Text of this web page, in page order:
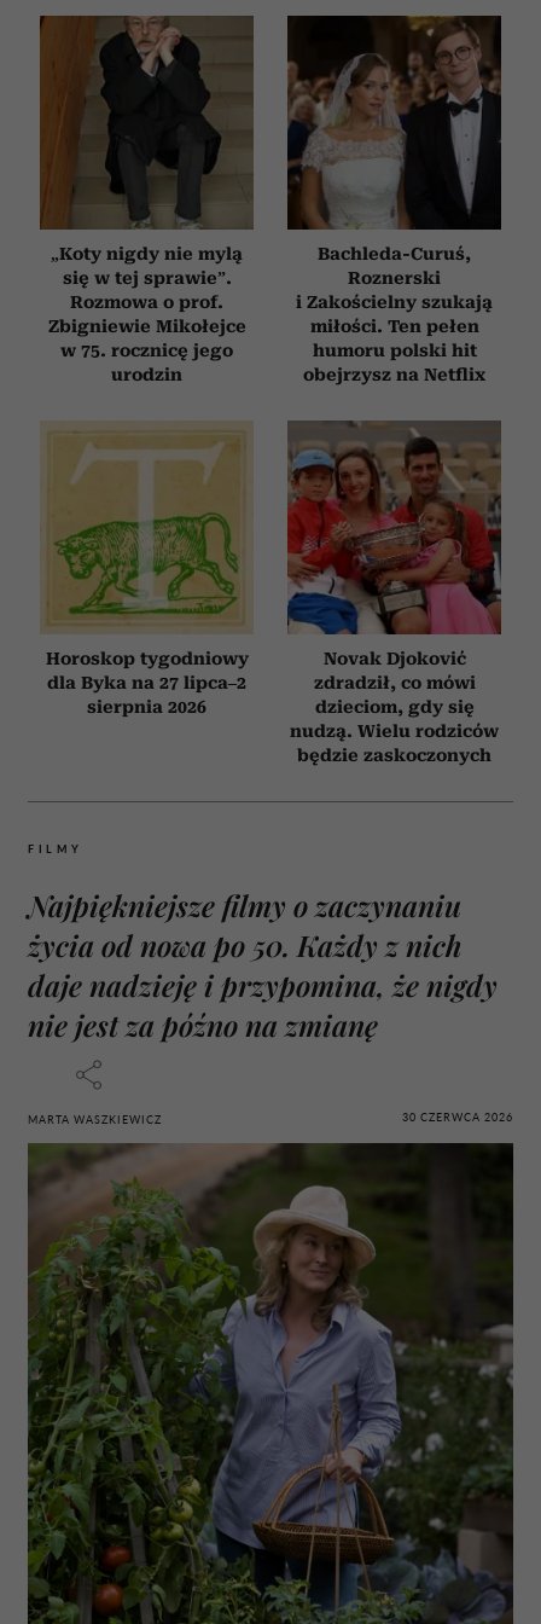
analizować ruch w naszej witrynie. Informacje o tym, jak
korzystasz z naszej witryny, udostępniamy partnerom
społecznościowym, reklamowym i analitycznym.
Partnerzy mogą połączyć te informacje z innymi danymi
otrzymanymi od Ciebie lub uzyskanymi podczas
korzystania z ich usług.
„Koty nigdy nie mylą
się w tej sprawie”.
Rozmowa o prof.
Zbigniewie Mikołejce
w 75. rocznicę jego
urodzin
Bachleda-Curuś,
Roznerski
i Zakościelny szukają
miłości. Ten pełen
humoru polski hit
obejrzysz na Netflix
Horoskop tygodniowy
dla Byka na 27 lipca–2
sierpnia 2026
Novak Djoković
zdradził, co mówi
dzieciom, gdy się
nudzą. Wielu rodziców
będzie zaskoczonych
FILMY
Najpiękniejsze filmy o zaczynaniu
życia od nowa po 50. Każdy z nich
daje nadzieję i przypomina, że nigdy
nie jest za późno na zmianę
MARTA WASZKIEWICZ 30 CZERWCA 2026